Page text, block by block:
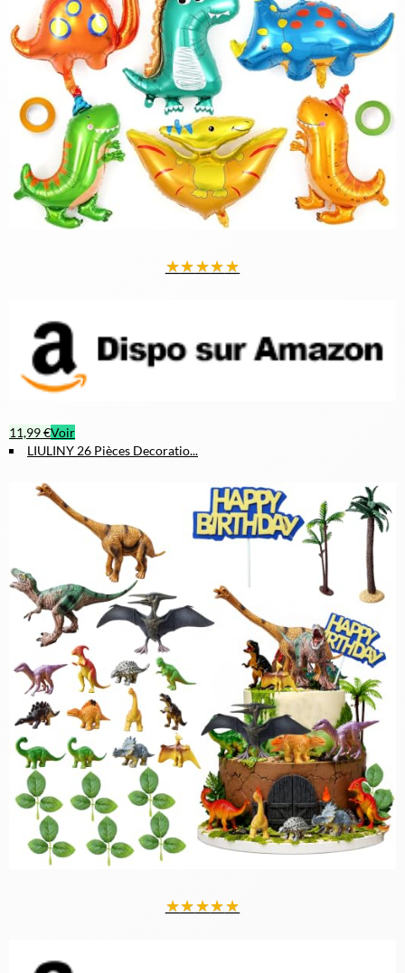
★★★★★
11,99 €Voir
LIULINY 26 Pièces Decoratio...
★★★★★